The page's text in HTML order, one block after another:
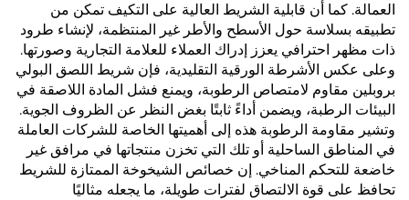
العمالة. كما أن قابلية الشريط العالية على التكيف تمكن من
تطبيقه بسلاسة حول الأسطح والأطر غير المنتظمة، لإنشاء طرود
ذات مظهر احترافي يعزز إدراك العملاء للعلامة التجارية وصورتها.
وعلى عكس الأشرطة الورقية التقليدية، فإن شريط اللصق البولي
بروبلين مقاوم لامتصاص الرطوبة، ويمنع فشل المادة اللاصقة في
البيئات الرطبة، ويضمن أداءً ثابتًا بغض النظر عن الظروف الجوية.
وتشير مقاومة الرطوبة هذه إلى أهميتها الخاصة للشركات العاملة
في المناطق الساحلية أو تلك التي تخزن منتجاتها في مرافق غير
خاضعة للتحكم المناخي. إن خصائص الشيخوخة الممتازة للشريط
تحافظ على قوة الالتصاق لفترات طويلة، ما يجعله مثاليًا